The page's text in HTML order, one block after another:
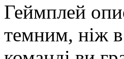
Геймплей
темним, ніж в